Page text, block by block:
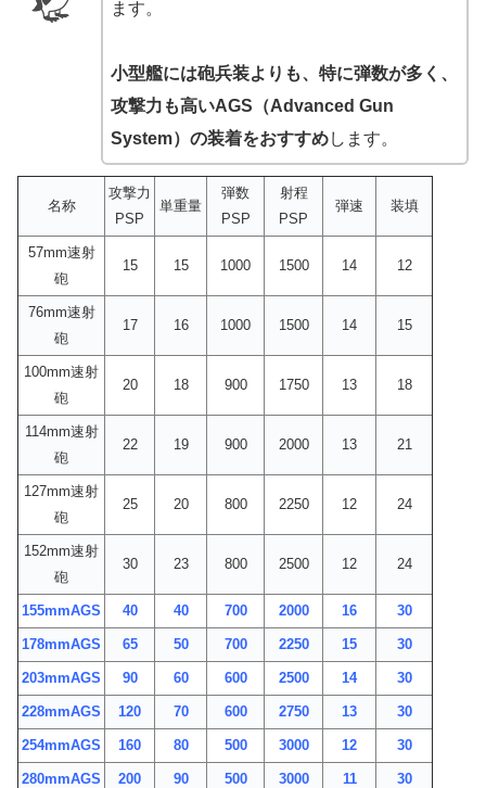
ます。
小型艦には砲兵装よりも、特に弾数が多く、
攻撃力も高いAGS（Advanced Gun
System）の装着をおすすめします。
名称
攻撃力
PSP
単重量
弾数
PSP
射程
PSP
弾速 装填
57mm速射
砲
15 15 1000 1500 14 12
76mm速射
砲
17 16 1000 1500 14 15
100mm速射
砲
20 18 900 1750 13 18
114mm速射
砲
22 19 900 2000 13 21
127mm速射
砲
25 20 800 2250 12 24
152mm速射
砲
30 23 800 2500 12 24
155mmAGS 40 40 700 2000 16 30
178mmAGS 65 50 700 2250 15 30
203mmAGS 90 60 600 2500 14 30
228mmAGS 120 70 600 2750 13 30
254mmAGS 160 80 500 3000 12 30
280mmAGS 200 90 500 3000 11 30